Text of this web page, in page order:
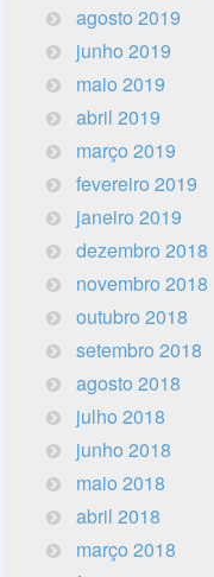
agosto 2019
junho 2019
maio 2019
abril 2019
março 2019
fevereiro 2019
janeiro 2019
dezembro 2018
novembro 2018
outubro 2018
setembro 2018
agosto 2018
julho 2018
junho 2018
maio 2018
abril 2018
março 2018